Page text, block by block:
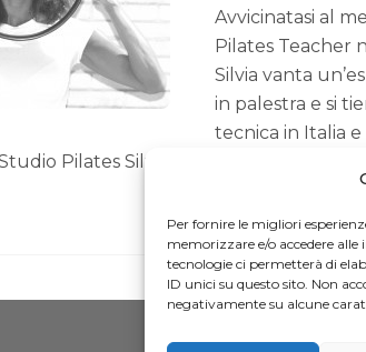
Per fornire le migliori
memorizzare e/o accedere
tecnologie ci permetterà di
ID unici su questo sito. Non
negativamente su alcune
Avvicinatasi al
Pilates Teacher
Silvia vanta
in palestra e si
tecnica in Italia e
Pilates Silvia Macchi a Gallarate.